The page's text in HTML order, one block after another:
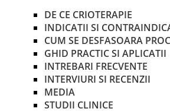
DE CE CRIOTERAPIE
INDICATII SI
CUM SE DESFASOARA
GHID PRACTIC SI APLICATII
INTREBARI FRECVENTE
INTERVIURI SI RECENZII
MEDIA
STUDII CLINICE